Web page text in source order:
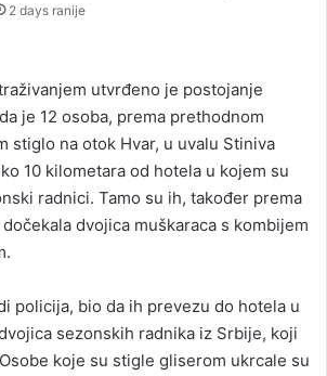
2 days ranije
utvrđeno je postojanje
je 12 osoba, prema prethodnom
stiglo na otok Hvar, u uvalu Stiniva
10 kilometara od hotela u kojem su
radnici. Tamo su ih, također prema
dvojica muškaraca s kombijem
policija, bio da ih prevezu do hotela u
sezonskih radnika iz Srbije, koji
koje su stigle gliserom ukrcale su